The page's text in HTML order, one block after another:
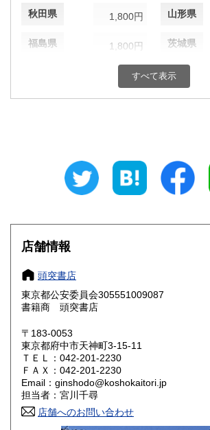
秋田県 1,800円 山形県
福島県 1,800円 茨城県
1,800円 群馬県
埼玉県 千葉県
1,800円 富山県
1,800円 福井県
1,800円
岐阜県
愛知県
滋賀県
大阪府 1,800円
奈良県 1,800円
鳥取県
広島県
すべて表示
店舗情報
頭突書店
東京都公安委員会305551009087
書籍商 頭突書店
〒183-0053
東京都府中市天神町3-15-11
ＴＥＬ：042-201-2230
ＦＡＸ：042-201-2230
Email：ginshodo@koshokaitori.jp
担当者：宮川千尋
店舗へのお問い合わせ